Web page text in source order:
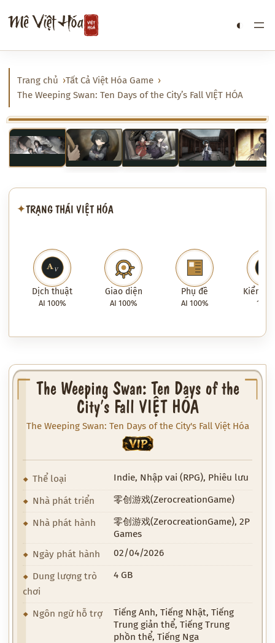
đến
nội
dung
Mê Việt Hóa ◐
Trang chủ
Tất Cả Việt Hóa Game
The Weeping Swan: Ten Days of the City’s Fall VIỆT HÓA
‹ ›
✦TRẠNG THÁI VIỆT HÓA
Dịch thuật
AI 100%
Giao diện
AI 100%
Phụ đề
AI 100%
Kiểm
100%
The Weeping Swan: Ten Days of the
City’s Fall VIỆT HÓA
The Weeping Swan: Ten Days of the City's Fall Việt Hóa
VIP
Thể loại Indie, Nhập vai (RPG), Phiêu lưu
Nhà phát triển 零创游戏(ZerocreationGame)
Nhà phát hành
零创游戏(ZerocreationGame), 2P
Games
Ngày phát hành
02/04/2026
Dung lượng trò
chơi
4 GB
Ngôn ngữ hỗ trợ
Tiếng Anh, Tiếng Nhật, Tiếng
Trung giản thể, Tiếng Trung
phồn thể, Tiếng Nga